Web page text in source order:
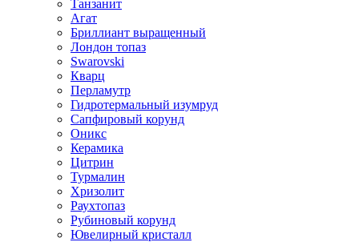
Танзанит
Агат
Бриллиант выращенный
Лондон топаз
Swarovski
Кварц
Перламутр
Гидротермальный изумруд
Сапфировый корунд
Оникс
Керамика
Цитрин
Турмалин
Хризолит
Раухтопаз
Рубиновый корунд
Ювелирный кристалл